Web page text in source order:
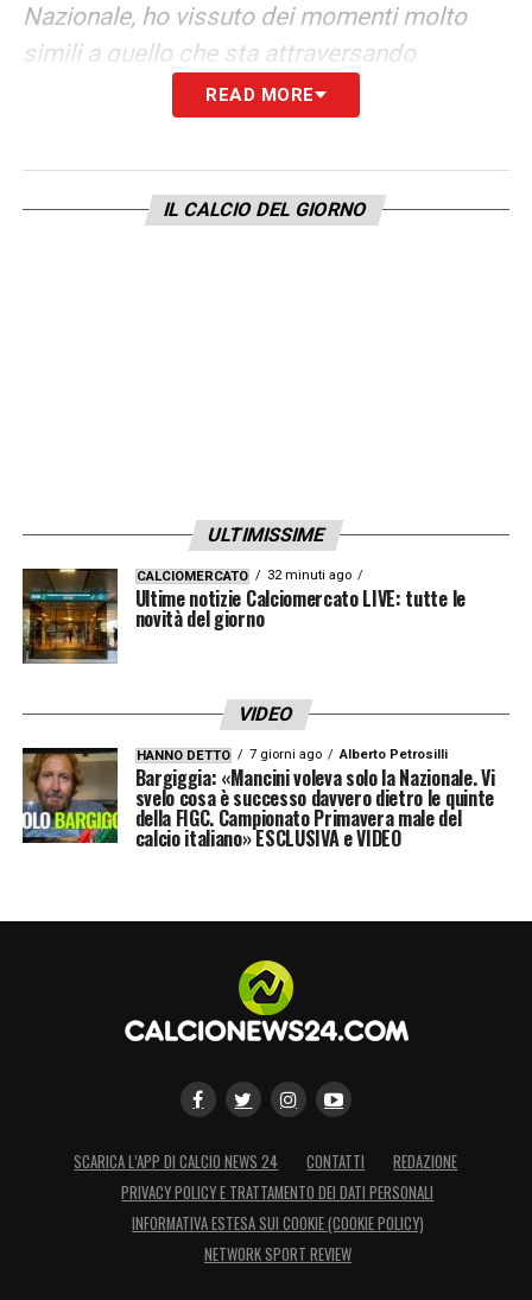
Nazionale, ho vissuto dei momenti molto
simili a quello che sta attraversando
Neymar. In modo particolare dopo i Mondiali
del 2014. Sono stato chiamato
piagnucolone, debole, molto debole
mentalmente. Queste sono cose ti fanno
READ MORE
IL CALCIO DEL GIORNO
ULTIMISSIME
CALCIOMERCATO 32 minuti ago
Ultime notizie Calciomercato LIVE: tutte le
novità del giorno
VIDEO
HANNO DETTO 7 giorni ago Alberto Petrosilli
Bargiggia: «Mancini voleva solo la Nazionale. Vi
svelo cosa è successo davvero dietro le quinte
della FIGC. Campionato Primavera male del
calcio italiano» ESCLUSIVA e VIDEO
SCARICA L’APP DI CALCIO NEWS 24 CONTATTI
REDAZIONE
PRIVACY POLICY E TRATTAMENTO DEI DATI PERSONALI
INFORMATIVA ESTESA SUI COOKIE (COOKIE POLICY)
NETWORK SPORT REVIEW